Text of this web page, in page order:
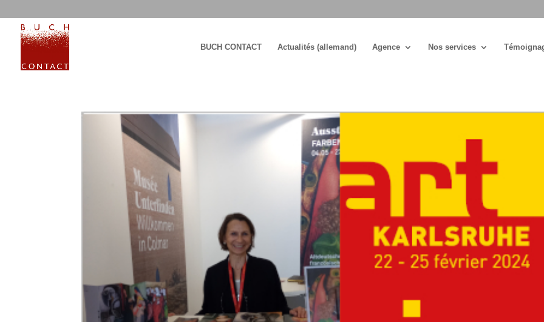
BUCH CONTACT Actualités (allemand) Agence Nos services